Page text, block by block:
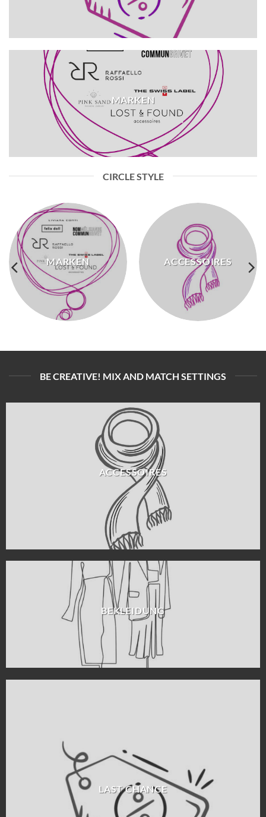
MARKEN
CIRCLE STYLE
MARKEN ACCESSOIRES
BE CREATIVE! MIX AND MATCH SETTINGS
ACCESSOIRES
BEKLEIDUNG
LAST CHANCE